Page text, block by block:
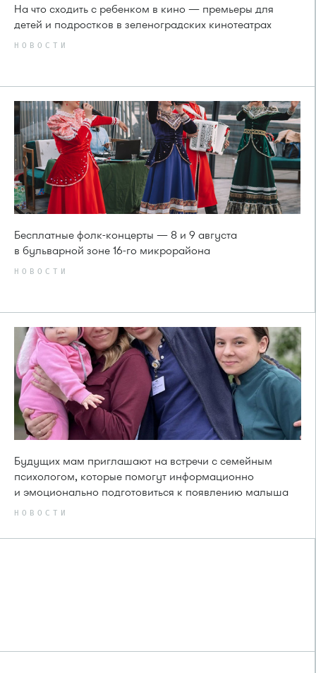
На что сходить с ребенком в кино — премьеры для
детей и подростков в зеленоградских кинотеатрах
НОВОСТИ
Бесплатные фолк-концерты — 8 и 9 августа
в бульварной зоне 16-го микрорайона
НОВОСТИ
Будущих мам приглашают на встречи с семейным
психологом, которые помогут информационно
и эмоционально подготовиться к появлению малыша
НОВОСТИ